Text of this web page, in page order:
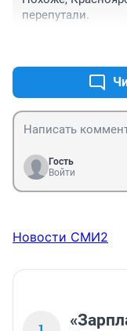
перепутали.
Гость
Войти
Новости СМИ2